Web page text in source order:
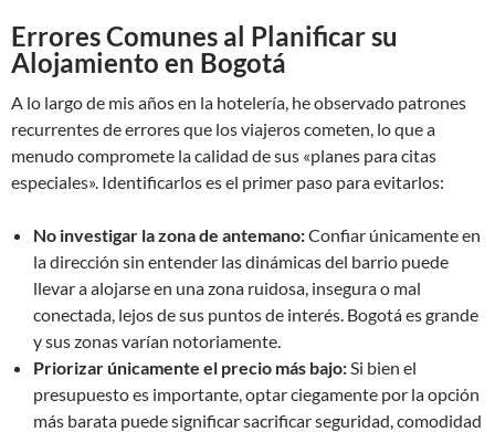
Errores Comunes al Planificar su
Alojamiento en Bogotá
A lo largo de mis años en la hotelería, he observado patrones
recurrentes de errores que los viajeros cometen, lo que a
menudo compromete la calidad de sus «planes para citas
especiales». Identificarlos es el primer paso para evitarlos:
No investigar la zona de antemano:Confiar únicamente en
la dirección sin entender las dinámicas del barrio puede
llevar a alojarse en una zona ruidosa, insegura o mal
conectada, lejos de sus puntos de interés. Bogotá es grande
y sus zonas varían notoriamente.
Priorizar únicamente el precio más bajo:Si bien el
presupuesto es importante, optar ciegamente por la opción
más barata puede significar sacrificar seguridad, comodidad